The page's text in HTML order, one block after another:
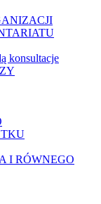
konsultacje
I RÓWNEGO